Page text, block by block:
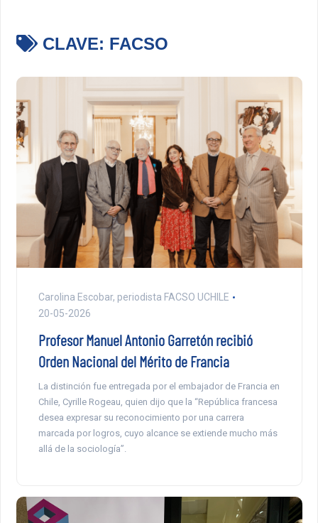
CLAVE: FACSO
Carolina Escobar, periodista FACSO UCHILE
20-05-2026
Profesor Manuel Antonio Garretón recibió
Orden Nacional del Mérito de Francia
La distinción fue entregada por el embajador de Francia en
Chile, Cyrille Rogeau, quien dijo que la “República francesa
desea expresar su reconocimiento por una carrera
marcada por logros, cuyo alcance se extiende mucho más
allá de la sociología”.